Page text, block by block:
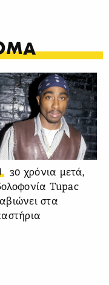
30 χρόνια μετά,
Tupac
στα